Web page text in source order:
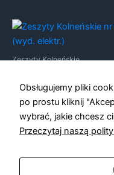
Zeszyty Kolneńskie
(wyd. elektr.)
8,00 zł
Dodaj do koszyka
Obsługujemy pliki
po prostu kliknij
wybrać, jakie chcesz
Przeczytaj naszą